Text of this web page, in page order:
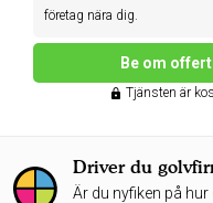
företag nära dig.
Be om
Tjänsten är
Driver du
Är du nyfiken på